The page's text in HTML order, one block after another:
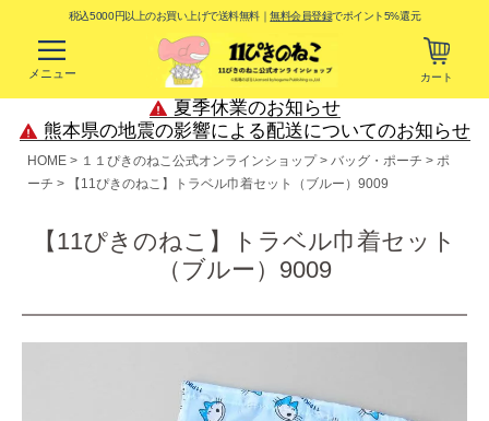
税込5000円以上のお買い上げで送料無料｜無料会員登録でポイント5%還元
メニュー カート
夏季休業のお知らせ
熊本県の地震の影響による配送についてのお知らせ
HOME １１ぴきのねこ公式オンラインショップ バッグ・ポーチ
ポ
ーチ
【11ぴきのねこ】トラベル巾着セット（ブルー）9009
【11ぴきのねこ】トラベル巾着セット
（ブルー）9009